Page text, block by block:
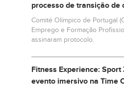
processo de transição de
Comité Olímpico de Portugal
Emprego e Formação
assinaram protocolo.
Fitness Experience:
evento imersivo na Time